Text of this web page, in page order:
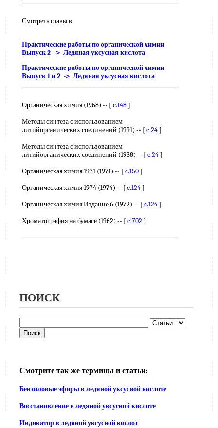
Смотреть главы в:
Практические работы по органической химии
Выпуск 2 -> Ледяная уксусная кислота
Практические работы по органической химии
Выпуск 1 и 2 -> Ледяная уксусная кислота
Органическая химия (1968) -- [ c.148]
Методы синтеза с использованием
литийорганических соединений (1991) -- [ c.24]
Методы синтеза с использованием
литийорганических соединений (1988) -- [ c.24]
Органическая химия 1971 (1971) -- [ c.150]
Органическая химия 1974 (1974) -- [ c.124]
Органическая химия Издание 6 (1972) -- [ c.124]
Хроматография на бумаге (1962) -- [ c.702]
ПОИСК
Смотрите так же термины и статьи:
Бензиловые эфиры в ледяной уксусной кислоте
Восстановление в ледяной уксусной кислоте
Индикатор в ледяной уксусной кислот